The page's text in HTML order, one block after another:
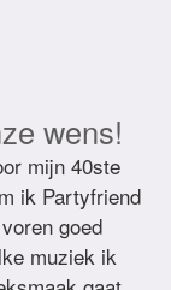
wens!
mijn 40ste
ik Partyfriend
goed
muziek ik